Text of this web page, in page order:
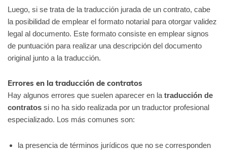
Luego, si se trata de la traducción jurada de un contrato, cabe
la posibilidad de emplear el formato notarial para otorgar validez
legal al documento. Este formato consiste en emplear signos
de puntuación para realizar una descripción del documento
original junto a la traducción.
Errores en la traducción de contratos
Hay algunos errores que suelen aparecer en latraducción de
contratos si no ha sido realizada por un traductor profesional
especializado. Los más comunes son:
la presencia de términos jurídicos que no se corresponden